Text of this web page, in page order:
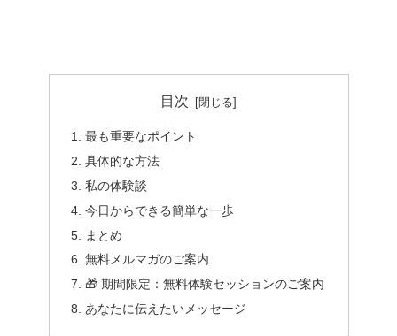
目次
最も重要なポイント
具体的な方法
私の体験談
今日からできる簡単な一歩
まとめ
無料メルマガのご案内
🎁 期間限定：無料体験セッションのご案内
あなたに伝えたいメッセージ